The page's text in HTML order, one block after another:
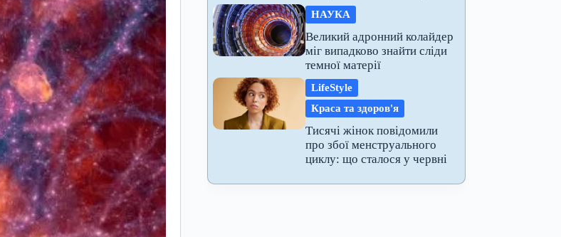
НАУКА
Великий адронний колайдер
міг випадково знайти сліди
темної матерії
LifeStyle
Краса та здоров'я
Тисячі жінок повідомили
про збої менструального
циклу: що сталося у червні